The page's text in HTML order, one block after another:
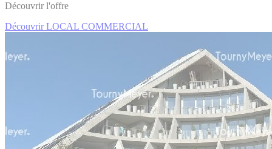
Découvrir l'offre
Découvrir LOCAL COMMERCIAL